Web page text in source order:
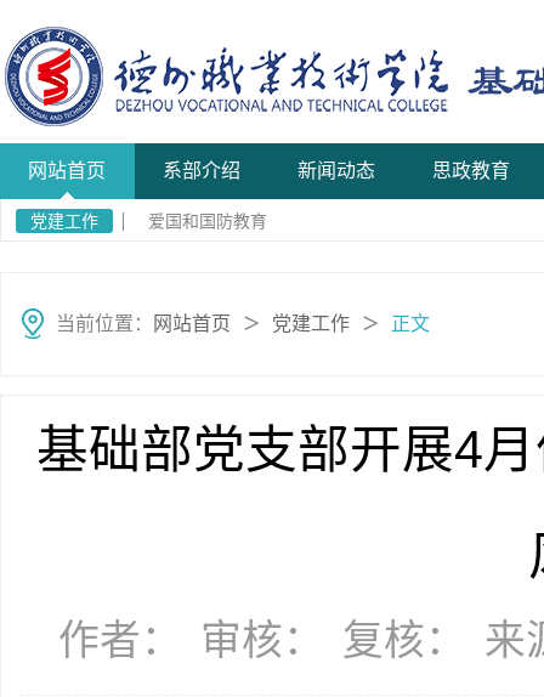
网站首页 系部介绍 新闻动态 思政教育
党建工作 爱国和国防教育
当前位置： 网站首页 ＞ 党建工作 ＞ 正文
基础部党支部开展4
作者： 审核： 复核： 来